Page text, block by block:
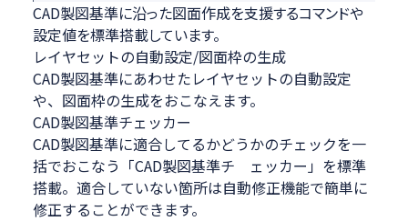
CAD製図基準に沿った図面作成を支援するコマンドや
設定値を標準搭載しています。
レイヤセットの自動設定/図面枠の生成
CAD製図基準にあわせたレイヤセットの自動設定
や、図面枠の生成をおこなえます。
CAD製図基準チェッカー
CAD製図基準に適合してるかどうかのチェックを一
括でおこなう「CAD製図基準チ ェッカー」を標準
搭載。適合していない箇所は自動修正機能で簡単に
修正することができます。